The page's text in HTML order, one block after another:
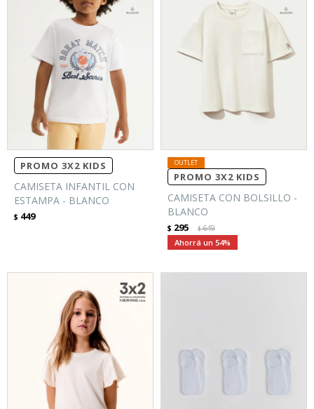
PROMO 3X2 KIDS
CAMISETA INFANTIL CON
ESTAMPA - BLANCO
$ 449
PROMO 3X2 KIDS
CAMISETA CON BOLSILLO -
BLANCO
$ 295 $649
54